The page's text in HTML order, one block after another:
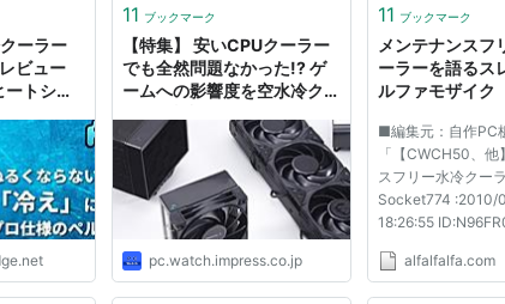
ーラー
ビュー
トシン
テクノエ
11 ブックマーク
【特集】 安いCPUクーラー
でも全然問題なかった!? ゲ
ームへの影響度を空水冷クー
pc.watch.impress.co.jp
11 ブックマーク
メンテナンスフ
ーラーを語るス
ルファモザイク
■編集元：自作PC
「【CWCH50、
スフリー水冷クー
Socket774 :2010/
18:26:55
──────┐ │当スレ
alfalfalfa.com